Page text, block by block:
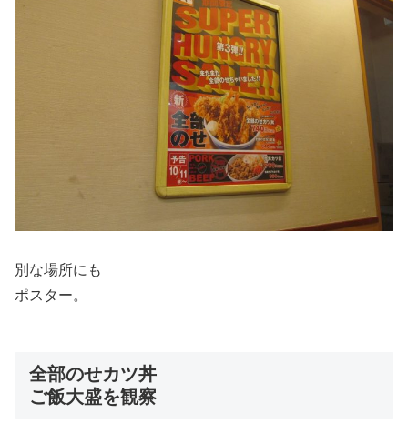
別な場所にも
ポスター。
全部のせカツ丼
ご飯大盛を観察